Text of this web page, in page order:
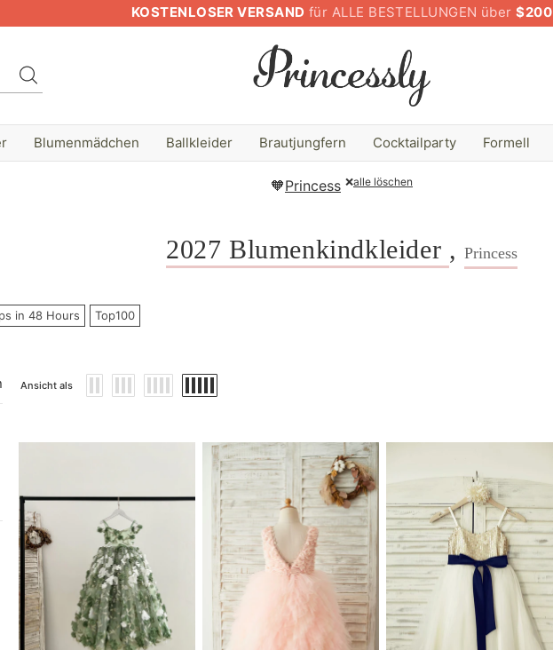
KOSTENLOSER VERSAND für ALLE BESTELLUNGEN über$200
Blumenmädchen Ballkleider Brautjungfern Cocktailparty Formell
🧡Princess ❌alle löschen
2027 Blumenkindkleider , Princess
in 48 Hours Top100
Ansicht als